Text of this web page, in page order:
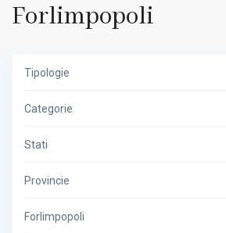
Forlimpopoli
Tipologie
Categorie
Stati
Provincie
Forlimpopoli